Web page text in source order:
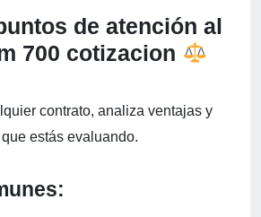
de atención al
700 cotizacion
contrato, analiza ventajas y
estás evaluando.